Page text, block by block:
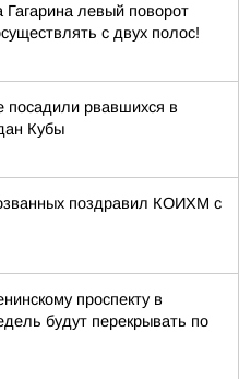
левый поворот
с двух полос!
посадили рвавшихся в
Кубы
поздравил КОИХМ с
проспекту в
будут перекрывать по